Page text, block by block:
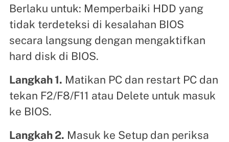
Berlaku untuk: Memperbaiki HDD yang
tidak terdeteksi di kesalahan BIOS
secara langsung dengan mengaktifkan
hard disk di BIOS.
Langkah 1. Matikan PC dan restart PC dan
tekan F2/F8/F11 atau Delete untuk masuk
ke BIOS.
Langkah 2. Masuk ke Setup dan periksa